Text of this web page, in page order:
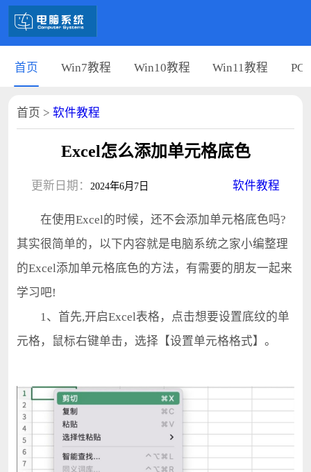
首页 Win7教程 Win10教程 Win11教程 PC
首页 > 软件教程
Excel怎么添加单元格底色
更新日期： 2024年6月7日 软件教程
在使用Excel的时候，还不会添加单元格底色吗?
其实很简单的，以下内容就是电脑系统之家小编整理
的Excel添加单元格底色的方法，有需要的朋友一起来
学习吧!
1、首先,开启Excel表格，点击想要设置底纹的单
元格，鼠标右键单击，选择【设置单元格格式】。